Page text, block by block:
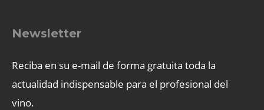
Newsletter
Reciba en su e-mail de forma gratuita toda la
actualidad indispensable para el profesional del
vino.